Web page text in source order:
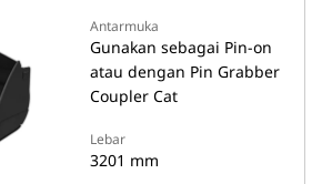
Antarmuka
Gunakan sebagai Pin-on
atau dengan Pin Grabber
Coupler Cat
Lebar
3201 mm